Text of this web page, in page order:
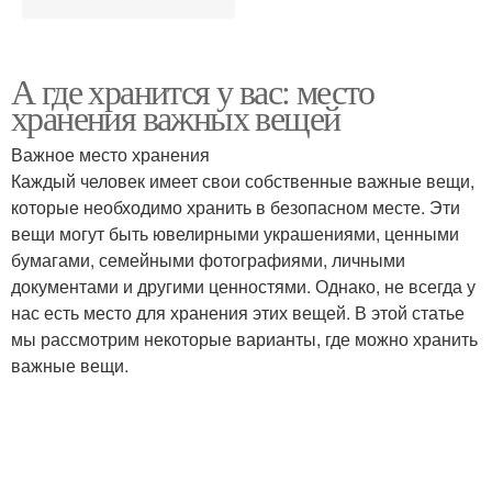
А где хранится у вас: место
хранения важных вещей
Важное место хранения
Каждый человек имеет свои собственные важные вещи,
которые необходимо хранить в безопасном месте. Эти
вещи могут быть ювелирными украшениями, ценными
бумагами, семейными фотографиями, личными
документами и другими ценностями. Однако, не всегда у
нас есть место для хранения этих вещей. В этой статье
мы рассмотрим некоторые варианты, где можно хранить
важные вещи.